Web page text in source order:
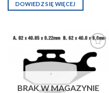
DOWIEDZ SIĘ WIĘCEJ
Dodaj do
BRAK W MAGAZYNIE